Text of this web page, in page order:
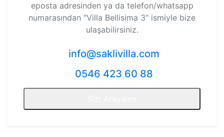
eposta adresinden ya da telefon/whatsapp
numarasından "Villa Bellisima 3" ismiyle bize
ulaşabilirsiniz.
info@saklivilla.com
0546 423 60 88